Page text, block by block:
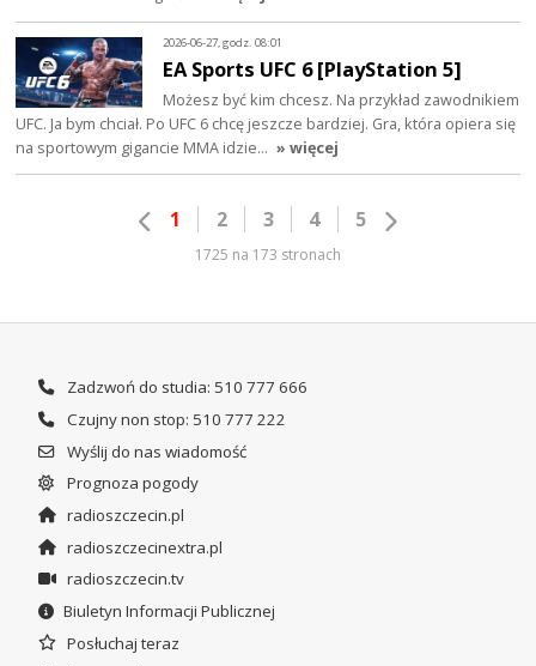
2026-06-27, godz. 08:01
EA Sports UFC 6 [PlayStation 5]
Możesz być kim chcesz. Na przykład zawodnikiem
UFC. Ja bym chciał. Po UFC 6 chcę jeszcze bardziej. Gra, która opiera się
na sportowym gigancie MMA idzie… » więcej
1 2 3 4 5
1725 na 173 stronach
Zadzwoń do studia: 510 777 666
Czujny non stop: 510 777 222
Wyślij do nas wiadomość
Prognoza pogody
radioszczecin.pl
radioszczecinextra.pl
radioszczecin.tv
Biuletyn Informacji Publicznej
Posłuchaj teraz